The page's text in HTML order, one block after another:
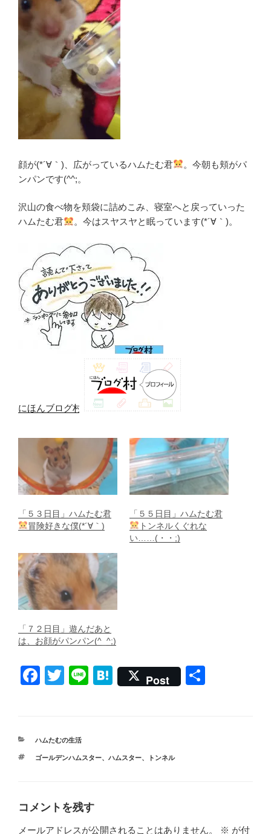
顔が(*´∀｀)、広がっているハムたむ君
。今朝も頬がパ
ンパンです(^^;。
沢山の食べ物を頬袋に詰めこみ、寝室へと戻っていった
ハムたむ君
。今はスヤスヤと眠っています(*´∀｀)。
にほんブログ村
「５３日目」ハムたむ君
冒険好きな僕(*´∀｀)
「５５日目」ハムたむ君
トンネルくぐれな
い……(・・;)
「７２日目」遊んだあと
は、お顔がパンパン(^_^;)
F
e
b
k
T
er
Li
H
a
Post
カ
ゴ
ハムたむの生活
タ
ゴールデンハムスター、 ハムスター、 トンネル
コメントを残す
メールアドレスが公開されることはありません。 ※ が付